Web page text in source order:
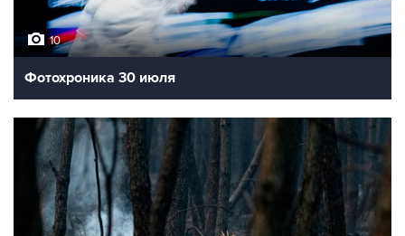
10
Фотохроника 30 июля